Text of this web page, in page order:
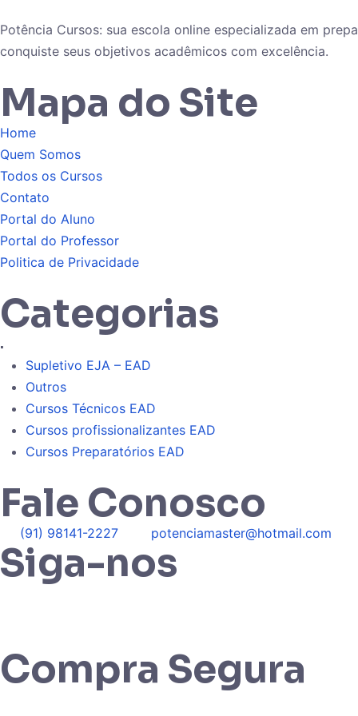
Potência Cursos: sua escola online especializada em
conquiste seus objetivos acadêmicos com excelência.
Mapa do Site
Home
Quem Somos
Todos os Cursos
Contato
Portal do Aluno
Portal do Professor
Politica de Privacidade
Categorias
.
Supletivo EJA – EAD
Outros
Cursos Técnicos EAD
Cursos profissionalizantes EAD
Cursos Preparatórios EAD
Fale Conosco
(91) 98141-2227 potenciamaster@hotmail.com
Siga-nos
Compra Segura